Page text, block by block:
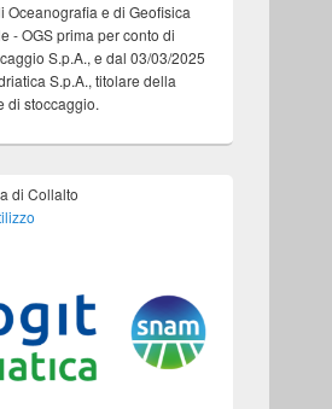
Oceanografia e di Geofisica
- OGS prima per conto di
S.p.A., e dal 03/03/2025
S.p.A., titolare della
di stoccaggio.
di Collalto